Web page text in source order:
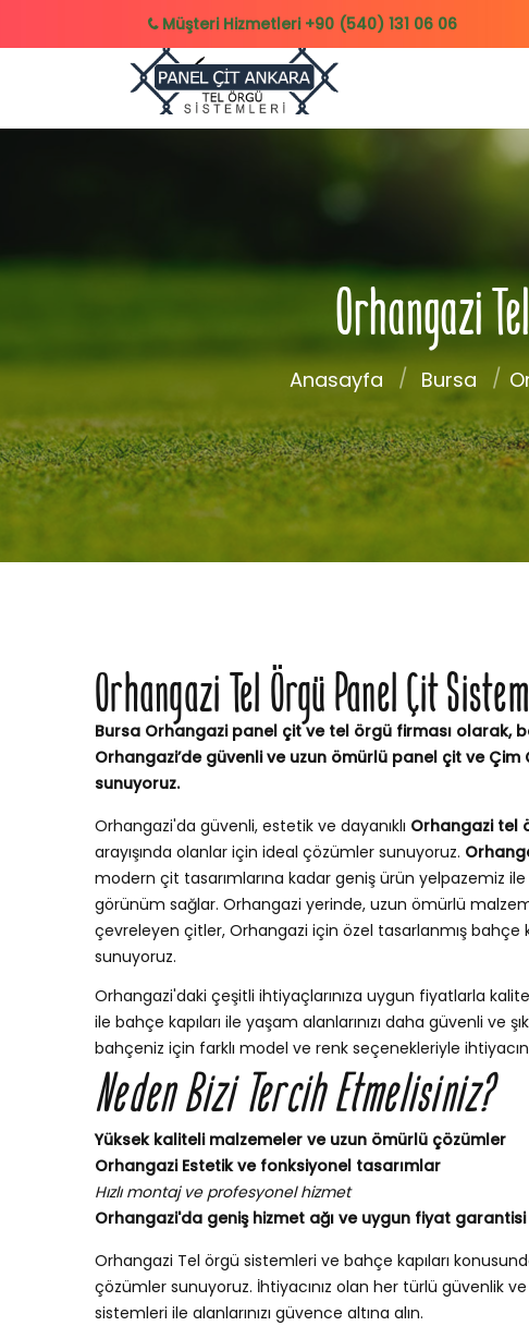
Müşteri Hizmetleri +90 (540) 131 06 06
Orhangazi
Anasayfa Bursa
Orhangazi Tel Örgü Panel Çit
Bursa Orhangazi panel çit ve tel örgü firması olarak,
Orhangazi’de güvenli ve uzun ömürlü panel çit ve Çim
sunuyoruz.
Orhangazi'da güvenli, estetik ve dayanıklı Orhangazi tel
arayışında olanlar için ideal çözümler sunuyoruz.
modern çit tasarımlarına kadar geniş ürün yelpazemiz
görünüm sağlar. Orhangazi yerinde, uzun ömürlü
çevreleyen çitler, Orhangazi için özel tasarlanmış bahçe
sunuyoruz.
Orhangazi'daki çeşitli ihtiyaçlarınıza uygun fiyatlarla
ile bahçe kapıları ile yaşam alanlarınızı daha güvenli ve
bahçeniz için farklı model ve renk seçenekleriyle
Neden Bizi Tercih Etmelisiniz?
Yüksek kaliteli malzemeler ve uzun ömürlü çözümler
Orhangazi Estetik ve fonksiyonel tasarımlar
Hızlı montaj ve profesyonel hizmet
Orhangazi'da geniş hizmet ağı ve uygun fiyat garantisi
Orhangazi Tel örgü sistemleri ve bahçe kapıları
çözümler sunuyoruz. İhtiyacınız olan her türlü güvenlik
sistemleri ile alanlarınızı güvence altına alın.